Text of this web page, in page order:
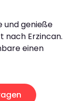
und genieße
nach Erzincan.
einen